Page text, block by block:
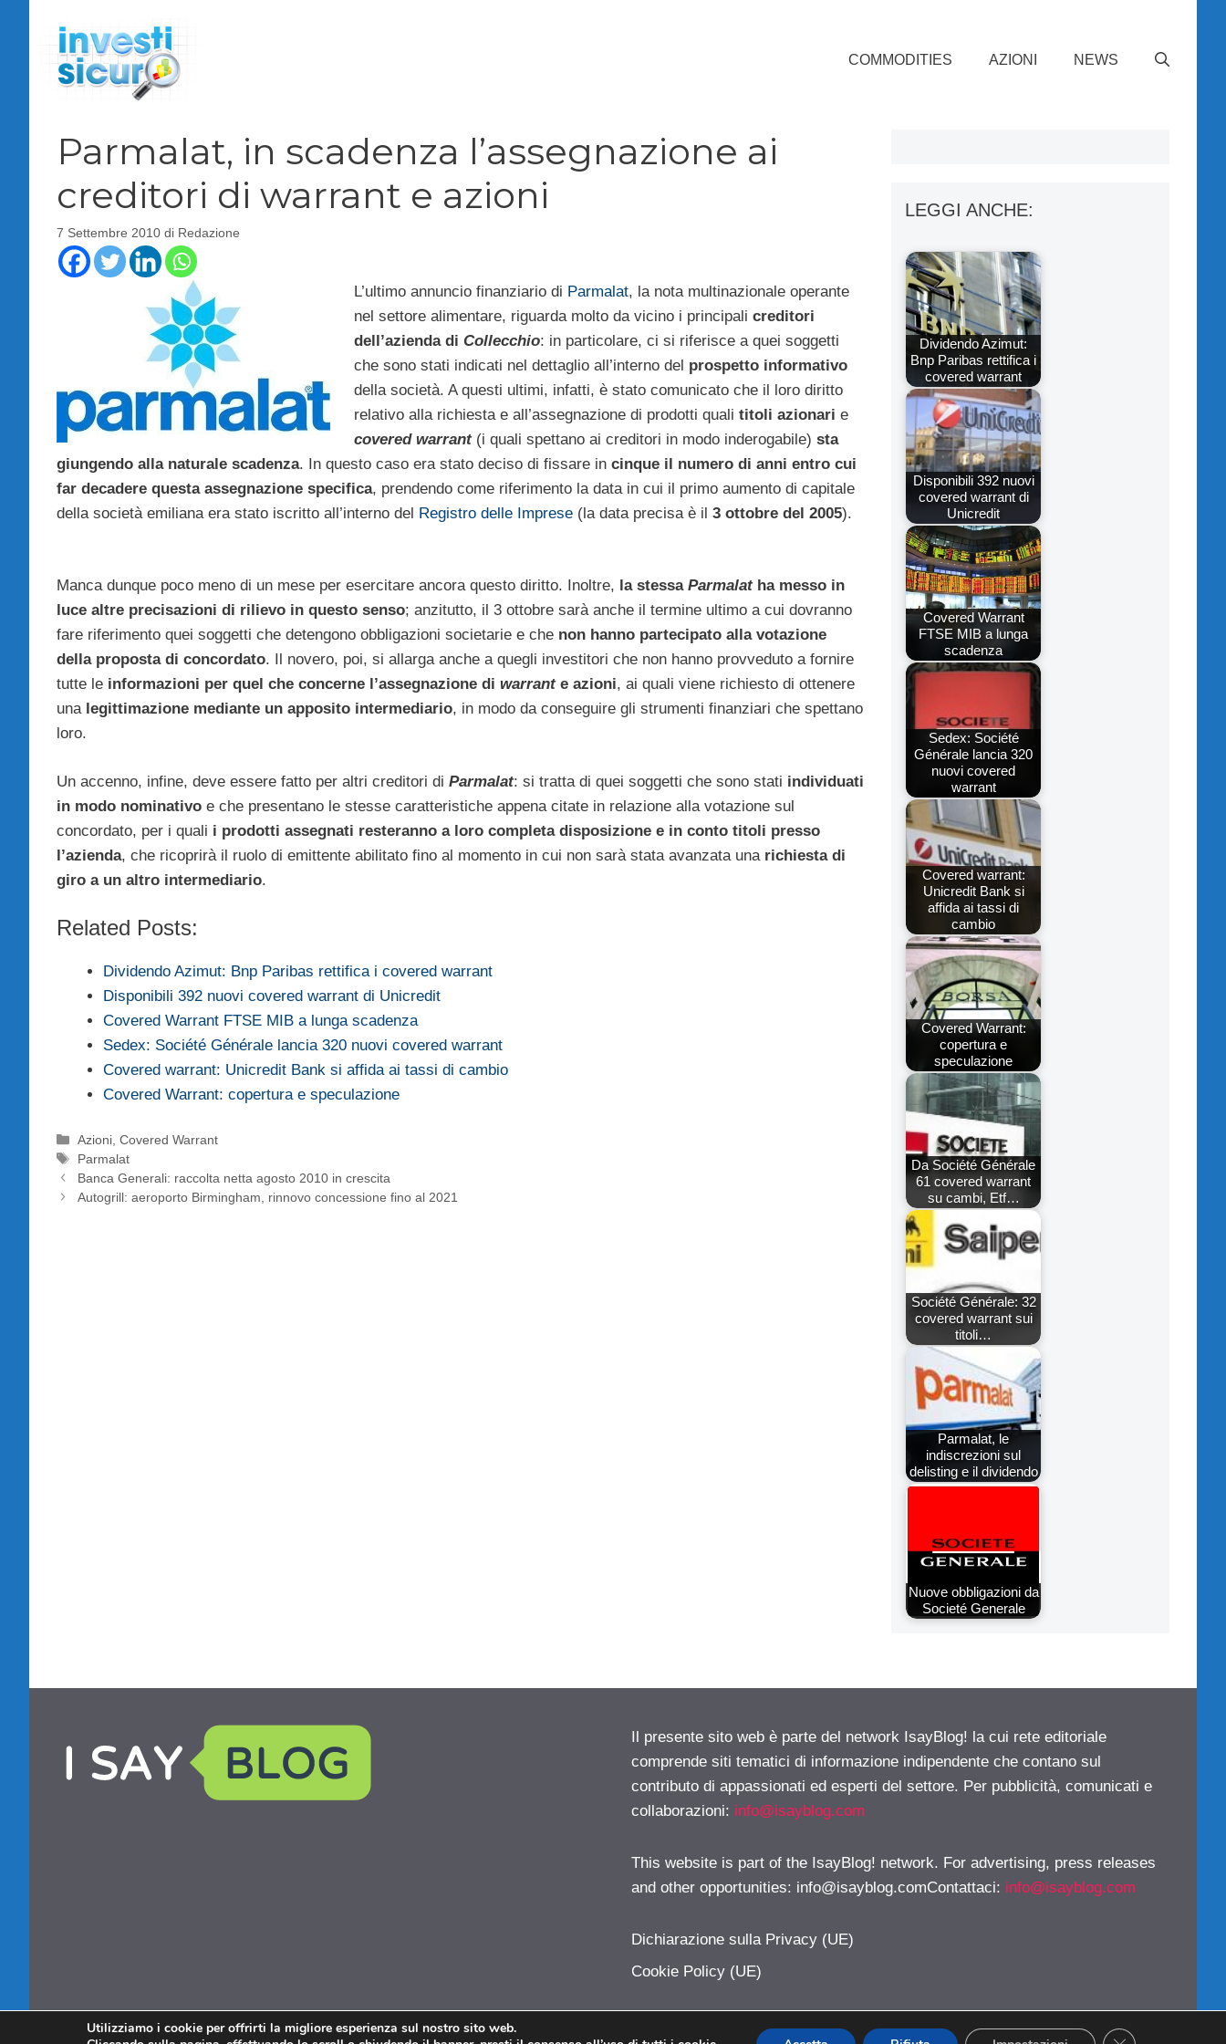
contenuto
COMMODITIES AZIONI NEWS
Parmalat, in scadenza l’assegnazione ai
creditori di warrant e azioni
7 Settembre 2010 di Redazione
L’ultimo annuncio finanziario di Parmalat, la nota multinazionale operante
nel settore alimentare, riguarda molto da vicino i principali creditori
dell’azienda di Collecchio: in particolare, ci si riferisce a quei soggetti
che sono stati indicati nel dettaglio all’interno del prospetto informativo
della società. A questi ultimi, infatti, è stato comunicato che il loro diritto
relativo alla richiesta e all’assegnazione di prodotti quali titoli azionari e
covered warrant(i quali spettano ai creditori in modo inderogabile) sta
giungendo alla naturale scadenza. In questo caso era stato deciso di fissare in cinque il numero di anni entro cui
far decadere questa assegnazione specifica, prendendo come riferimento la data in cui il primo aumento di capitale
della società emiliana era stato iscritto all’interno del Registro delle Imprese (la data precisa è il 3 ottobre del 2005).
Manca dunque poco meno di un mese per esercitare ancora questo diritto. Inoltre, la stessa Parmalatha messo in
luce altre precisazioni di rilievo in questo senso; anzitutto, il 3 ottobre sarà anche il termine ultimo a cui dovranno
fare riferimento quei soggetti che detengono obbligazioni societarie e che non hanno partecipato alla votazione
della proposta di concordato. Il novero, poi, si allarga anche a quegli investitori che non hanno provveduto a fornire
tutte le informazioni per quel che concerne l’assegnazione di warrante azioni, ai quali viene richiesto di ottenere
una legittimazione mediante un apposito intermediario, in modo da conseguire gli strumenti finanziari che spettano
loro.
Un accenno, infine, deve essere fatto per altri creditori di Parmalat: si tratta di quei soggetti che sono stati individuati
in modo nominativo e che presentano le stesse caratteristiche appena citate in relazione alla votazione sul
concordato, per i quali i prodotti assegnati resteranno a loro completa disposizione e in conto titoli presso
l’azienda, che ricoprirà il ruolo di emittente abilitato fino al momento in cui non sarà stata avanzata una richiesta di
giro a un altro intermediario.
Related Posts:
Dividendo Azimut: Bnp Paribas rettifica i covered warrant
Disponibili 392 nuovi covered warrant di Unicredit
Covered Warrant FTSE MIB a lunga scadenza
Sedex: Société Générale lancia 320 nuovi covered warrant
Covered warrant: Unicredit Bank si affida ai tassi di cambio
Covered Warrant: copertura e speculazione
Categorie
Azioni ,Covered Warrant
Tag
Parmalat
Banca Generali: raccolta netta agosto 2010 in crescita
Autogrill: aeroporto Birmingham, rinnovo concessione fino al 2021
LEGGI ANCHE:
Dividendo Azimut:
Bnp Paribas rettifica i
covered warrant
Disponibili 392 nuovi
covered warrant di
Unicredit
Covered Warrant
FTSE MIB a lunga
scadenza
Sedex: Société
Générale lancia 320
nuovi covered
warrant
Covered warrant:
Unicredit Bank si
affida ai tassi di
cambio
Covered Warrant:
copertura e
speculazione
Da Société Générale
61 covered warrant
su cambi, Etf…
Société Générale: 32
covered warrant sui
titoli…
Parmalat, le
indiscrezioni sul
delisting e il dividendo
Nuove obbligazioni da
Societé Generale
Il presente sito web è parte del network IsayBlog! la cui rete editoriale
comprende siti tematici di informazione indipendente che contano sul
contributo di appassionati ed esperti del settore. Per pubblicità, comunicati e
collaborazioni: info@isayblog.com
This website is part of the IsayBlog! network. For advertising, press releases
and other opportunities: info@isayblog.comContattaci: info@isayblog.com
Dichiarazione sulla Privacy (UE)
Cookie Policy (UE)
Utilizziamo i cookie per offrirti la migliore esperienza sul nostro sito web.
CLOSE GDPR